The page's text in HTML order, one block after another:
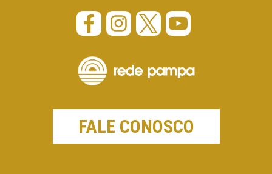
FALE CONOSCO